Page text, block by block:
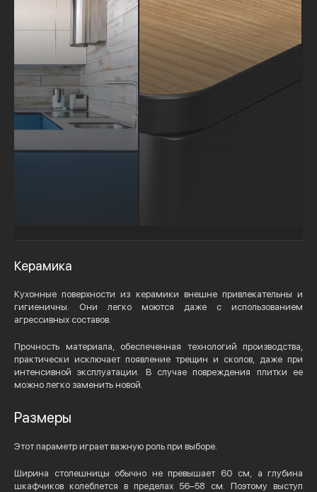
Керамика
Кухонные поверхности из керамики внешне привлекательны и
гигиеничны. Они легко моются даже с использованием
агрессивных составов.
Прочность материала, обеспеченная технологий производства,
практически исключает появление трещин и сколов, даже при
интенсивной эксплуатации. В случае повреждения плитки ее
можно легко заменить новой.
Размеры
Этот параметр играет важную роль при выборе.
Ширина столешницы обычно не превышает 60 см, а глубина
шкафчиков колеблется в пределах 56–58 см. Поэтому выступ